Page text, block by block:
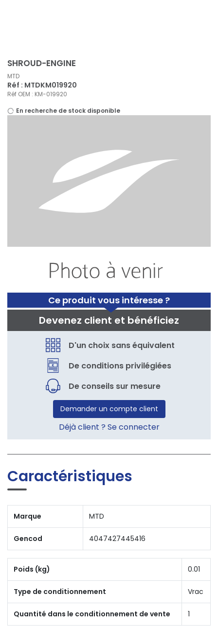
Ce produit vous intéresse ?
Devenez client et bénéficiez
D'un choix sans équivalent
De conditions privilégiées
De conseils sur mesure
Demander un compte client
Déjà client ? Se connecter
SHROUD-ENGINE
MTD
Réf : MTDKM019920
Réf OEM : KM-019920
En recherche de stock disponible
Caractéristiques
Marque MTD
Gencod 4047427445416
Poids (kg) 0.01
Type de conditionnement Vrac
Quantité dans le conditionnement de vente 1